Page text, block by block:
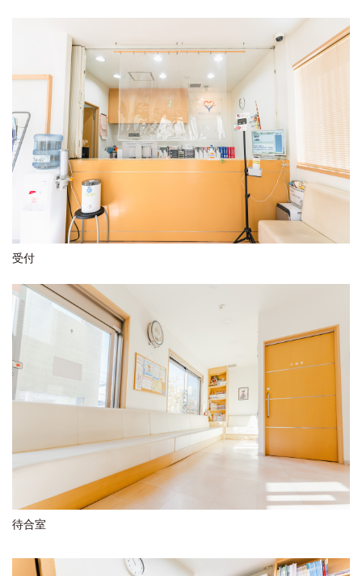
受付
待合室